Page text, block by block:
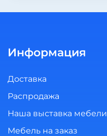
Информация
Доставка
Распродажа
Наша выставка мебели
Мебель на заказ